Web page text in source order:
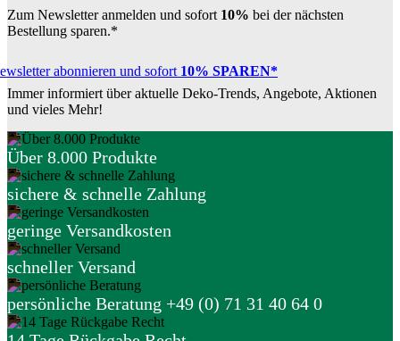
Zum Newsletter anmelden und sofort 10% bei der nächsten
Bestellung sparen.*
abonnieren und sofort 10% SPAREN*
Immer informiert über aktuelle Deko-Trends, Angebote, Aktionen
und vieles Mehr!
Über 8.000 Produkte
sichere & schnelle Zahlung
geringe Versandkosten
schneller Versand
persönliche Beratung +49 (0) 71 31 40 64 0